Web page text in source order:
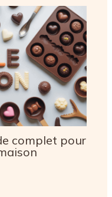
complet pour